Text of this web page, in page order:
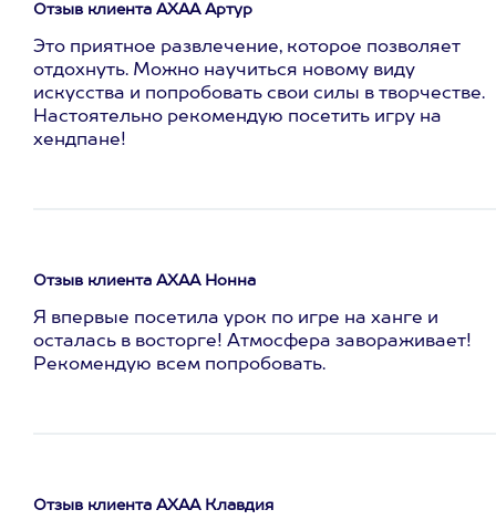
Отзыв клиента АХАА Артур
Это приятное развлечение, которое позволяет
отдохнуть. Можно научиться новому виду
искусства и попробовать свои силы в творчестве.
Настоятельно рекомендую посетить игру на
хендпане!
Отзыв клиента АХАА Нонна
Я впервые посетила урок по игре на ханге и
осталась в восторге! Атмосфера завораживает!
Рекомендую всем попробовать.
Отзыв клиента АХАА Клавдия